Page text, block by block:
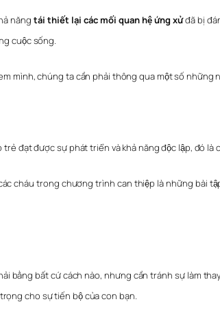
năngtái thiết lại các mối quan hệ ứng xửđã bị
cuộc sống.
mình, chúng ta cần phải thông qua một số
đạt được sự phát triển và khả năng độc lập, đó là
cháu trong chương trình can thiệp là những bài
bằng bất cứ cách nào, nhưng cần tránh sự làm
cho sự tiến bộ của con bạn.